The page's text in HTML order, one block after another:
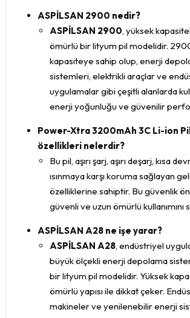
ASPİLSAN 2900 nedir?
ASPİLSAN 2900, yüksek
ömürlü bir lityum pil modelidir.
kapasiteye sahip olup, enerji
sistemleri, elektrikli araçlar ve
uygulamalar gibi çeşitli alanlarda
enerji yoğunluğu ve güvenilir
Power-Xtra 3200mAh 3C Li-ion
özellikleri nelerdir?
Bu pil, aşırı şarj, aşırı deşarj, kısa
ısınmaya karşı koruma sağlayan
özelliklerine sahiptir. Bu güvenlik
güvenli ve uzun ömürlü kullanımını
ASPİLSAN A28 ne işe yarar?
ASPİLSAN A28, endüstriyel
büyük ölçekli enerji depolama
bir lityum pil modelidir. Yüksek
ömürlü yapısı ile dikkat çeker.
makineler ve yenilenebilir enerji